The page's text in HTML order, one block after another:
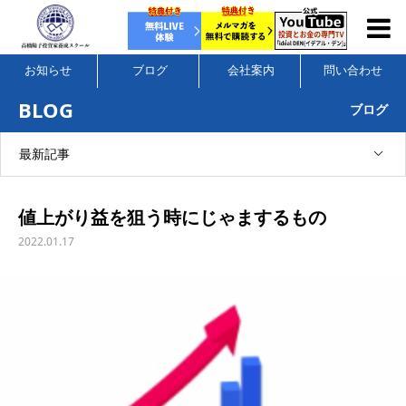
お知らせ ブログ 会社案内 問い合わせ
BLOG ブログ
最新記事
値上がり益を狙う時にじゃまするもの
2022.01.17